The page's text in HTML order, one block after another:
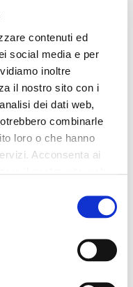
contenuti ed
social media e per
inoltre
il nostro sito con i
dei dati web,
combinarle
loro o che hanno
Acconsenta ai
bone/black
€
-50%
€